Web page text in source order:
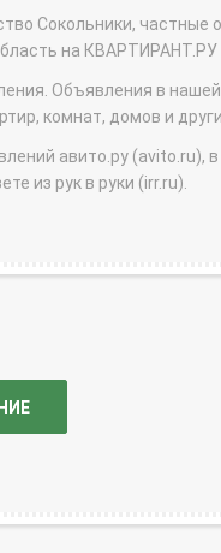
Сокольники, частные
на КВАРТИРАНТ.РУ
Объявления в
комнат, домов и
авито.ру (avito.ru), в
из рук в руки (irr.ru).